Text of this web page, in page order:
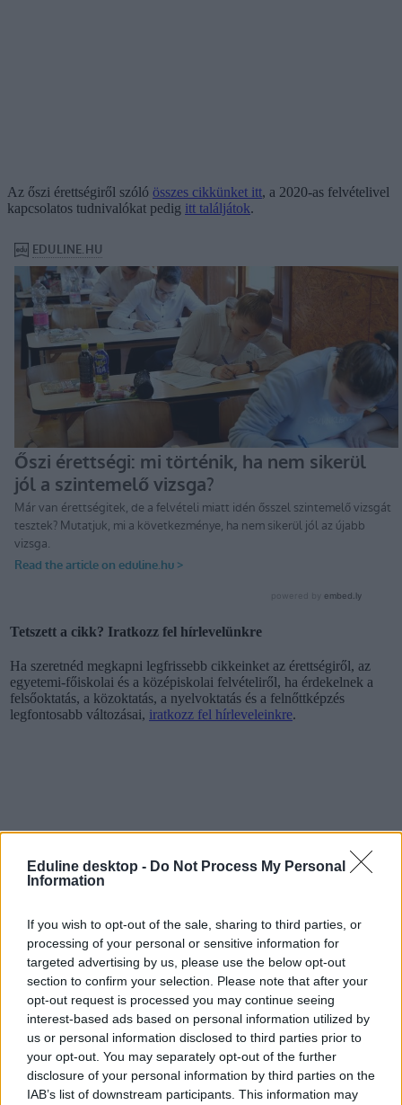
Eduline desktop - Do Not Process My Personal
Information
If you wish to opt-out of the sale, sharing to third parties, or
processing of your personal or sensitive information for
targeted advertising by us, please use the below opt-out
section to confirm your selection. Please note that after your
opt-out request is processed you may continue seeing
interest-based ads based on personal information utilized by
us or personal information disclosed to third parties prior to
your opt-out. You may separately opt-out of the further
disclosure of your personal information by third parties on the
IAB’s list of downstream participants. This information may
Az őszi érettségiről szóló összes cikkünket itt, a 2020-as felvételivel
kapcsolatos tudnivalókat pedig itt találjátok.
Tetszett a cikk? Iratkozz fel hírlevelünkre
Ha szeretnéd megkapni legfrissebb cikkeinket az érettségiről, az
egyetemi-főiskolai és a középiskolai felvételiről, ha érdekelnek a
felsőoktatás, a közoktatás, a nyelvoktatás és a felnőttképzés
legfontosabb változásai, iratkozz fel hírleveleinkre.
őszi érettségi
belföld
érettségi 2019
érettségi ára 2019